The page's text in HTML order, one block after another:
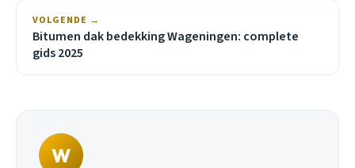
VOLGENDE →
Bitumen dak bedekking Wageningen: complete
gids 2025
W